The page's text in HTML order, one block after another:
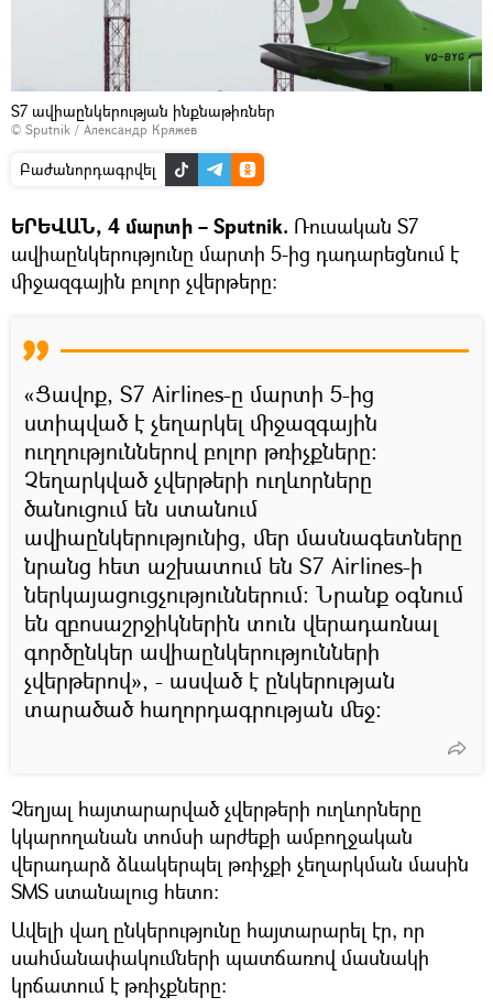
S7 ավիաընկերության ինքնաթիռներ
© Sputnik / Александр Кряжев
Բաժանորդագրվել
ԵՐԵՎԱՆ, 4 մարտի – Sputnik. Ռուսական S7
ավիաընկերությունը մարտի 5-ից դադարեցնում է
միջազգային բոլոր չվերթերը։
«Ցավոք, S7 Airlines-ը մարտի 5-ից
ստիպված է չեղարկել միջազգային
ուղղություններով բոլոր թռիչքները։
Չեղարկված չվերթերի ուղևորները
ծանուցում են ստանում
ավիաընկերությունից, մեր մասնագետները
նրանց հետ աշխատում են S7 Airlines-ի
ներկայացուցչություններում: Նրանք օգնում
են զբոսաշրջիկներին տուն վերադառնալ
գործընկեր ավիաընկերությունների
չվերթերով», - ասված է ընկերության
տարածած հաղորդագրության մեջ։
Չեղյալ հայտարարված չվերթերի ուղևորները
կկարողանան տոմսի արժեքի ամբողջական
վերադարձ ձևակերպել թռիչքի չեղարկման մասին
SMS ստանալուց հետո:
Ավելի վաղ ընկերությունը հայտարարել էր, որ
սահմանափակումների պատճառով մասնակի
կրճատում է թռիչքները։